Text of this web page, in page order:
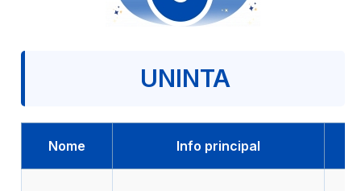
UNINTA
Nome Info principal